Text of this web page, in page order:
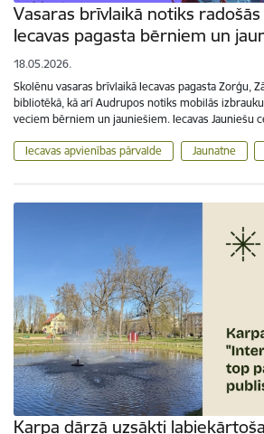
Vasaras brīvlaikā notiks
Iecavas pagasta bērniem un
18.05.2026.
Skolēnu vasaras brīvlaikā Iecavas pagasta Zorģu,
bibliotēkā, kā arī Audrupos notiks mobilās
veciem bērniem un jauniešiem. Iecavas Jauniešu
Iecavas apvienības pārvalde Jaunatne
Karpa dārzā uzsākti